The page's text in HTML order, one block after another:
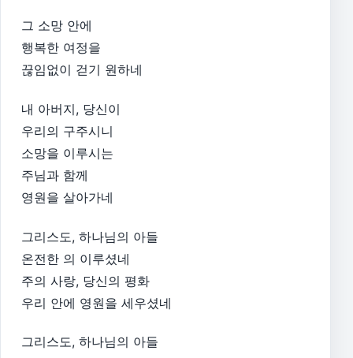
그 소망 안에
행복한 여정을
끊임없이 걷기 원하네
내 아버지, 당신이
우리의 구주시니
소망을 이루시는
주님과 함께
영원을 살아가네
그리스도, 하나님의 아들
온전한 의 이루셨네
주의 사랑, 당신의 평화
우리 안에 영원을 세우셨네
그리스도, 하나님의 아들